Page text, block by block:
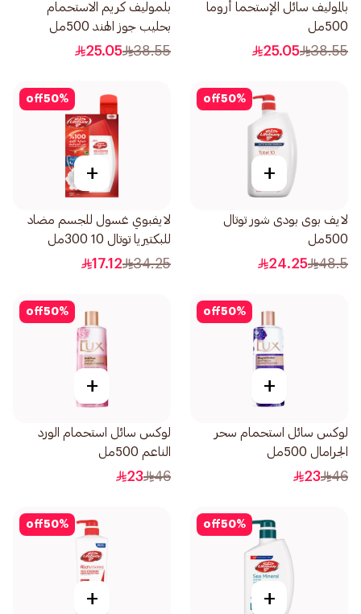
بالموليف سائل الإستحما أروما
500مل
38.55
25.05
بلموليف كريم الاستحمام
بحليب جوز الهند 500مل
38.55
25.05
50%
off
+
لايف بوى بودى شور توتال
500مل
48.5
24.25
50%
off
+
لايفبوي غسول للجسم مضاد
للبكتيريا توتال 10 300مل
34.25
17.12
50%
off
+
لوكس سائل استحمام سحر
الجرامال 500مل
46
23
50%
off
+
لوكس سائل استحمام الورد
الناعم 500مل
46
23
50%
off
+
50%
off
+